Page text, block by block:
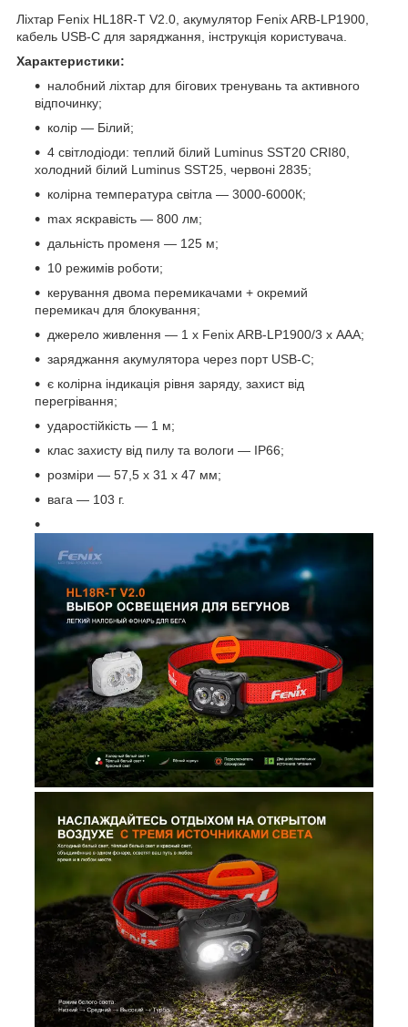
Ліхтар Fenix HL18R-T V2.0, акумулятор Fenix ARB-LP1900,
кабель USB-C для заряджання, інструкція користувача.
Характеристики:
налобний ліхтар для бігових тренувань та активного
відпочинку;
колір — Білий;
4 світлодіоди: теплий білий Luminus SST20 CRI80,
холодний білий Luminus SST25, червоні 2835;
колірна температура світла — 3000-6000К;
max яскравість — 800 лм;
дальність променя — 125 м;
10 режимів роботи;
керування двома перемикачами + окремий
перемикач для блокування;
джерело живлення — 1 х Fenix ARB-LP1900/3 х ААА;
заряджання акумулятора через порт USB-C;
є колірна індикація рівня заряду, захист від
перегрівання;
ударостійкість — 1 м;
клас захисту від пилу та вологи — IP66;
розміри — 57,5 х 31 х 47 мм;
вага — 103 г.